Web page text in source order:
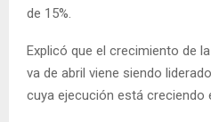
de 15%.
Explicó que el crecimiento de
va de abril viene siendo
cuya ejecución está creciendo